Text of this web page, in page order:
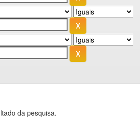
da pesquisa.